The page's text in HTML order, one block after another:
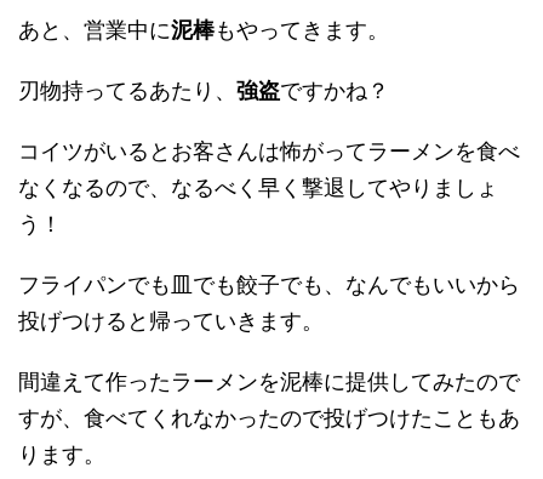
あと、営業中に泥棒もやってきます。
刃物持ってるあたり、 強盗ですかね？
コイツがいるとお客さんは怖がってラーメンを食べ
なくなるので、なるべく早く撃退してやりましょ
う！
フライパンでも皿でも餃子でも、なんでもいいから
投げつけると帰っていきます。
間違えて作ったラーメンを泥棒に提供してみたので
すが、食べてくれなかったので投げつけたこともあ
ります。